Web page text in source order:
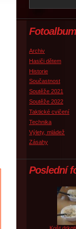
Fotoalbum
Archiv
Hasiči dětem
Historie
Součastnost
Soutěže 2021
Soutěže 2022
Taktické cvičení
Technika
Výlety, mládež
Zásahy
Poslední